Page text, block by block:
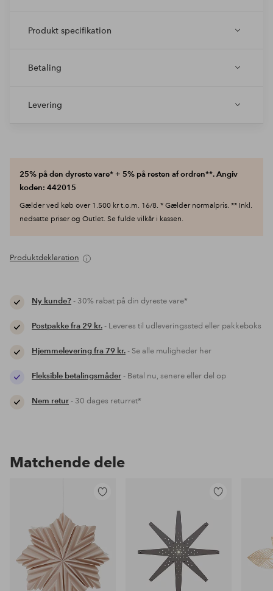
Produkt specifikation
Betaling
Levering
25% på den dyreste vare* + 5% på resten af ordren**. Angiv
koden: 442015
Gælder ved køb over 1.500 kr t.o.m. 16/8. * Gælder normalpris. ** Inkl.
nedsatte priser og Outlet. Se fulde vilkår i kassen.
Produktdeklaration
Ny kunde?- 30% rabat på din dyreste vare*
Postpakke fra 29 kr.- Leveres til udleveringssted eller pakkeboks
Hjemmelevering fra 79 kr.- Se alle muligheder her
Fleksible betalingsmåder- Betal nu, senere eller del op
Nem retur- 30 dages returret*
Matchende dele